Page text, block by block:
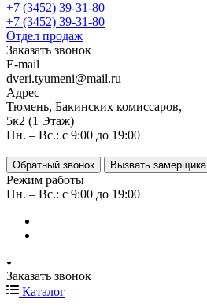
+7 (3452) 39-31-80
+7 (3452) 39-31-80
Отдел продаж
Заказать звонок
E-mail
dveri.tyumeni@mail.ru
Адрес
Тюмень, Бакинских комиссаров,
5к2 (1 Этаж)
Пн. – Вс.: с 9:00 до 19:00
Обратный звонок Вызвать замерщика
Режим работы
Пн. – Вс.: с 9:00 до 19:00
Заказать звонок
Каталог